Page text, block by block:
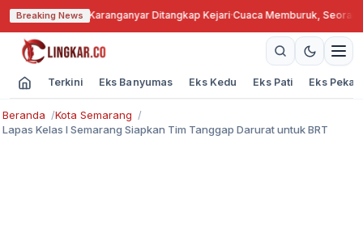
Breaking News
Kades Karanganyar Ditangkap Kejari·Cuaca Memburuk, Seorang
Terkini Eks Banyumas Eks Kedu Eks Pati Eks
Beranda
Kota Semarang
Lapas Kelas I Semarang Siapkan Tim Tanggap Darurat untuk BRT